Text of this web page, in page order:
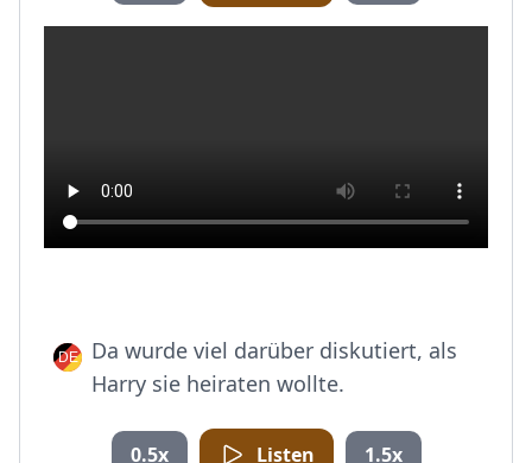
Da wurde viel darüber diskutiert, als
Harry sie heiraten wollte.
0.5x Listen 1.5x